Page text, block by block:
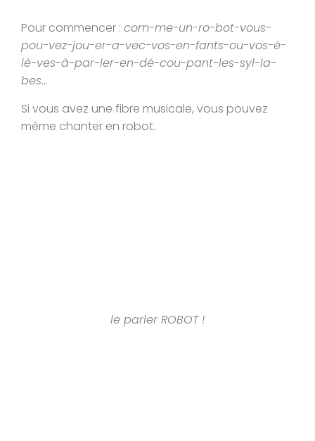
Pour commencer : com-me-un-ro-bot-vous-
pou-vez-jou-er-a-vec-vos-en-fants-ou-vos-é-
lè-ves-à-par-ler-en-dé-cou-pant-les-syl-la-
bes…
Si vous avez une fibre musicale, vous pouvez
même chanter en robot.
le parler ROBOT !